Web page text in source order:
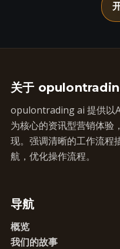
关于
opulontrading ai 提供以
为核心的资讯型营销体验
现。强调清晰的工作流程
航，优化操作流程。
导航
概览
我们的故事